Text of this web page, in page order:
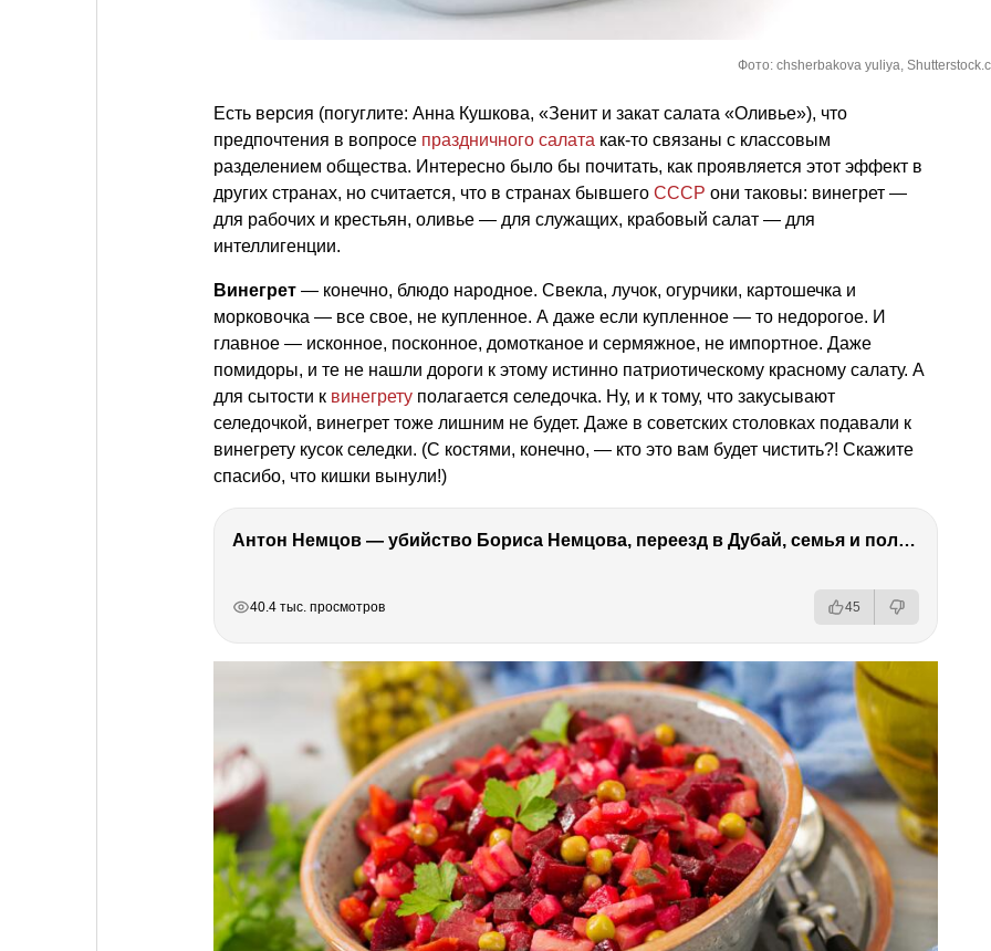
Фото: chsherbakova yuliya,
Есть версия (погуглите: Анна Кушкова, «Зенит и закат салата «Оливье»), что
предпочтения в вопросе праздничного салата как-то связаны с классовым
разделением общества. Интересно было бы почитать, как проявляется этот эффект в
других странах, но считается, что в странах бывшего СССР они таковы: винегрет —
для рабочих и крестьян, оливье — для служащих, крабовый салат — для
интеллигенции.
Винегрет — конечно, блюдо народное. Свекла, лучок, огурчики, картошечка и
морковочка — все свое, не купленное. А даже если купленное — то недорогое. И
главное — исконное, посконное, домотканое и сермяжное, не импортное. Даже
помидоры, и те не нашли дороги к этому истинно патриотическому красному салату. А
для сытости к винегрету полагается селедочка. Ну, и к тому, что закусывают
селедочкой, винегрет тоже лишним не будет. Даже в советских столовках подавали к
винегрету кусок селедки. (С костями, конечно, — кто это вам будет чистить?! Скажите
спасибо, что кишки вынули!)
Антон Немцов — убийство Бориса Немцова, переезд в Дубай, семья и политика
40.4 тыс. просмотров 45